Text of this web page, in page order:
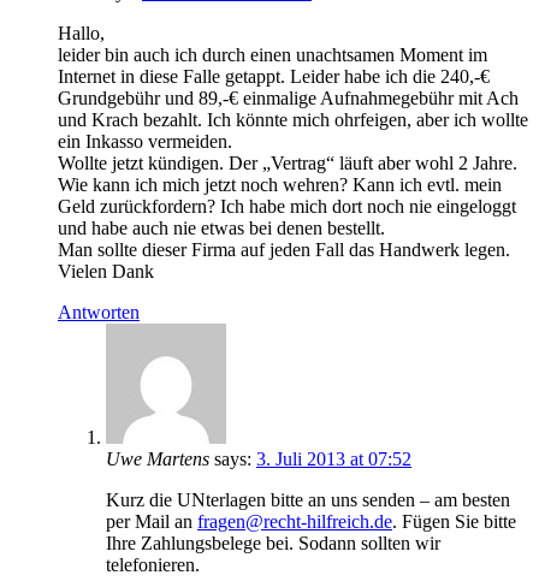
Hallo,
leider bin auch ich durch einen unachtsamen Moment im
Internet in diese Falle getappt. Leider habe ich die 240,-€
Grundgebühr und 89,-€ einmalige Aufnahmegebühr mit Ach
und Krach bezahlt. Ich könnte mich ohrfeigen, aber ich wollte
ein Inkasso vermeiden.
Wollte jetzt kündigen. Der „Vertrag“ läuft aber wohl 2 Jahre.
Wie kann ich mich jetzt noch wehren? Kann ich evtl. mein
Geld zurückfordern? Ich habe mich dort noch nie eingeloggt
und habe auch nie etwas bei denen bestellt.
Man sollte dieser Firma auf jeden Fall das Handwerk legen.
Vielen Dank
Antworten
Uwe Martens says: 3. Juli 2013 at 07:52
Kurz die UNterlagen bitte an uns senden – am besten
per Mail an fragen@recht-hilfreich.de. Fügen Sie bitte
Ihre Zahlungsbelege bei. Sodann sollten wir
telefonieren.